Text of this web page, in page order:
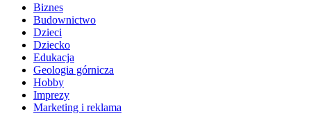
Biznes
Budownictwo
Dzieci
Dziecko
Edukacja
Geologia górnicza
Hobby
Imprezy
Marketing i reklama